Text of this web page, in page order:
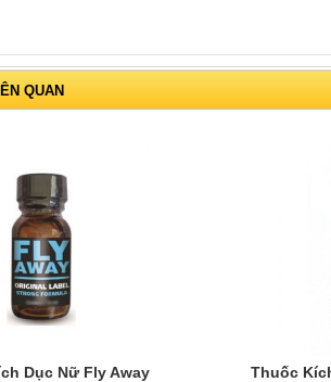
QUAN
Dục Nữ Fly Away
Thuốc